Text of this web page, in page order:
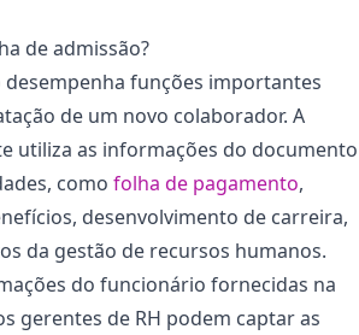
de admissão?
desempenha funções importantes
de um novo colaborador. A
utiliza as informações do documento
como folha de pagamento,
desenvolvimento de carreira,
da gestão de recursos humanos.
do funcionário fornecidas na
gerentes de RH podem captar as